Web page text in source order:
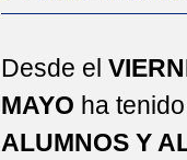
PRIMARIA). SEXTO DE
PROGRAMA # TÚ
ESCOLAR. 4º PRIMARIA
SELLO DE CALIDAD
Desde el
MAYO ha
ALUMNOS Y